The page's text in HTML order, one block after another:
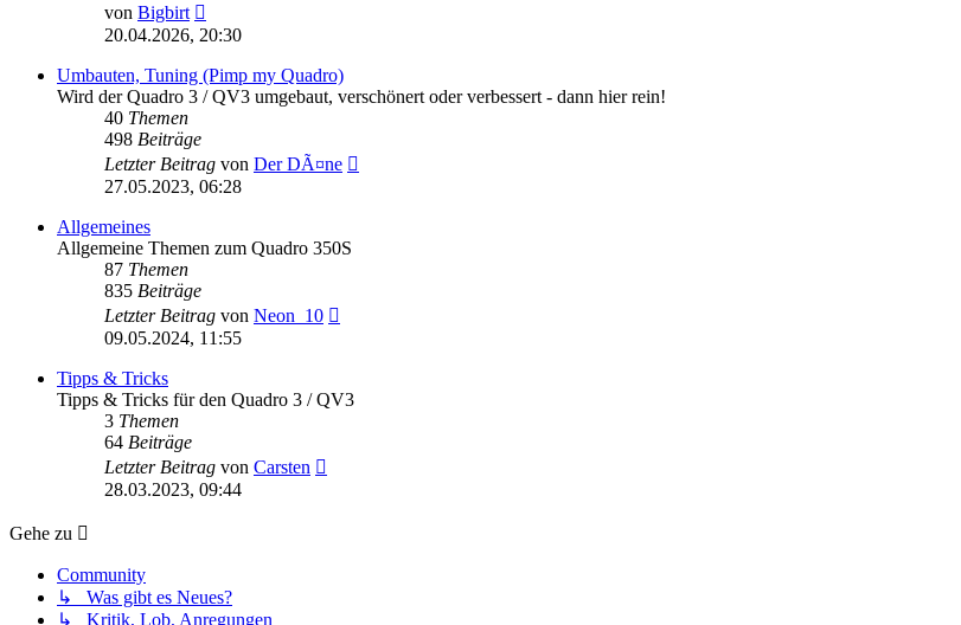
von Bigbirt
Beitrag
20.04.2026, 20:30
Umbauten, Tuning (Pimp my Quadro)
Wird der Quadro 3 / QV3 umgebaut, verschönert oder verbessert - dann hier rein!
40 Themen
498 Beiträge
Letzter Beitrag von Der DÃ¤ne
27.05.2023, 06:28
Allgemeines
Allgemeine Themen zum Quadro 350S
87 Themen
835 Beiträge
Letzter Beitrag von Neon_10
09.05.2024, 11:55
Tipps & Tricks
Tipps & Tricks für den Quadro 3 / QV3
3 Themen
64 Beiträge
Letzter Beitrag von Carsten
28.03.2023, 09:44
Gehe zu
Community
↳ Was gibt es Neues?
↳ Kritik, Lob, Anregungen